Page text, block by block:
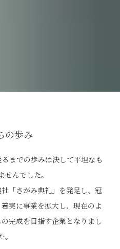
の歩み
までの歩みは決して平坦なも
せんでした。
「さがみ典礼」を発足し、冠
実に事業を拡大し、現在のよ
完成を目指す企業となりまし
。